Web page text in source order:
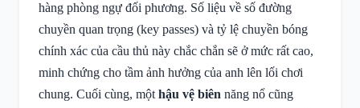
hàng phòng ngự đối phương. Số liệu về số đường
chuyền quan trọng (key passes) và tỷ lệ chuyền bóng
chính xác của cầu thủ này chắc chắn sẽ ở mức rất cao,
minh chứng cho tầm ảnh hưởng của anh lên lối chơi
chung. Cuối cùng, một hậu vệ biên năng nổ cũng